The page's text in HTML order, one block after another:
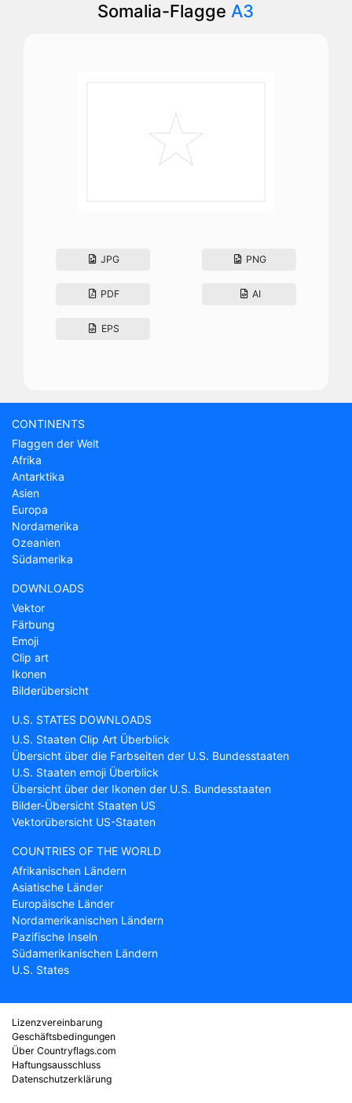
Somalia-Flagge A3
JPG PNG
PDF AI
EPS
CONTINENTS
Flaggen der Welt
Afrika
Antarktika
Asien
Europa
Nordamerika
Ozeanien
Südamerika
DOWNLOADS
Vektor
Färbung
Emoji
Clip art
Ikonen
Bilderübersicht
U.S. STATES DOWNLOADS
U.S. Staaten Clip Art Überblick
Übersicht über die Farbseiten der U.S. Bundesstaaten
U.S. Staaten emoji Überblick
Übersicht über der Ikonen der U.S. Bundesstaaten
Bilder-Übersicht Staaten US
Vektorübersicht US-Staaten
COUNTRIES OF THE WORLD
Afrikanischen Ländern
Asiatische Länder
Europäische Länder
Nordamerikanischen Ländern
Pazifische Inseln
Südamerikanischen Ländern
U.S. States
Lizenzvereinbarung
Geschäftsbedingungen
Über Countryflags.com
Haftungsausschluss
Datenschutzerklärung